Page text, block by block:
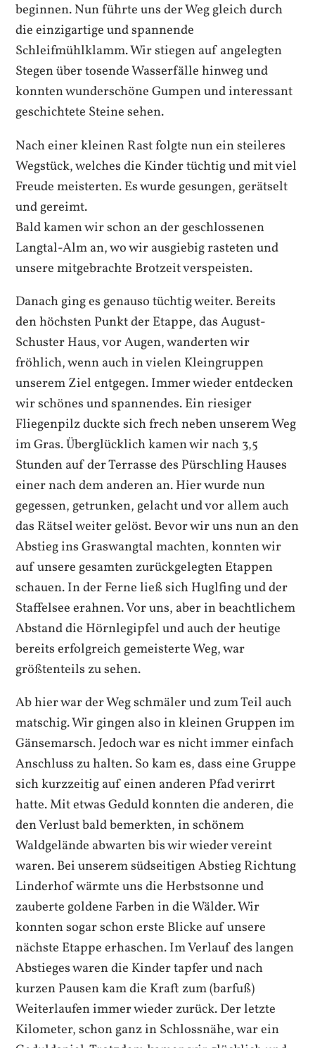
beginnen. Nun führte uns der Weg gleich durch
die einzigartige und spannende
Schleifmühlklamm. Wir stiegen auf angelegten
Stegen über tosende Wasserfälle hinweg und
konnten wunderschöne Gumpen und interessant
geschichtete Steine sehen.
Nach einer kleinen Rast folgte nun ein steileres
Wegstück, welches die Kinder tüchtig und mit viel
Freude meisterten. Es wurde gesungen, gerätselt
und gereimt.
Bald kamen wir schon an der geschlossenen
Langtal-Alm an, wo wir ausgiebig rasteten und
unsere mitgebrachte Brotzeit verspeisten.
Danach ging es genauso tüchtig weiter. Bereits
den höchsten Punkt der Etappe, das August-
Schuster Haus, vor Augen, wanderten wir
fröhlich, wenn auch in vielen Kleingruppen
unserem Ziel entgegen. Immer wieder entdecken
wir schönes und spannendes. Ein riesiger
Fliegenpilz duckte sich frech neben unserem Weg
im Gras. Überglücklich kamen wir nach 3,5
Stunden auf der Terrasse des Pürschling Hauses
einer nach dem anderen an. Hier wurde nun
gegessen, getrunken, gelacht und vor allem auch
das Rätsel weiter gelöst. Bevor wir uns nun an den
Abstieg ins Graswangtal machten, konnten wir
auf unsere gesamten zurückgelegten Etappen
schauen. In der Ferne ließ sich Huglfing und der
Staffelsee erahnen. Vor uns, aber in beachtlichem
Abstand die Hörnlegipfel und auch der heutige
bereits erfolgreich gemeisterte Weg, war
größtenteils zu sehen.
Ab hier war der Weg schmäler und zum Teil auch
matschig. Wir gingen also in kleinen Gruppen im
Gänsemarsch. Jedoch war es nicht immer einfach
Anschluss zu halten. So kam es, dass eine Gruppe
sich kurzzeitig auf einen anderen Pfad verirrt
hatte. Mit etwas Geduld konnten die anderen, die
den Verlust bald bemerkten, in schönem
Waldgelände abwarten bis wir wieder vereint
waren. Bei unserem südseitigen Abstieg Richtung
Linderhof wärmte uns die Herbstsonne und
zauberte goldene Farben in die Wälder. Wir
konnten sogar schon erste Blicke auf unsere
nächste Etappe erhaschen. Im Verlauf des langen
Abstieges waren die Kinder tapfer und nach
kurzen Pausen kam die Kraft zum (barfuß)
Weiterlaufen immer wieder zurück. Der letzte
Kilometer, schon ganz in Schlossnähe, war ein